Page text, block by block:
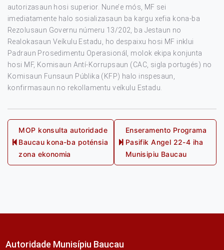
autorizasaun hosi superior. Nune’e mós, MF sei
imediatamente halo sosializasaun ba kargu xefia kona-ba
Rezolusaun Governu númeru 13/202, ba Jestaun no
Realokasaun Veíkulu Estadu, ho despaixu hosi MF inklui
Padraun Prosedimentu Operasionál, molok ekipa konjunta
hosi MF, Komisaun Antí-Korrupsaun (CAC, sigla portugés) no
Komisaun Funsaun Públika (KFP) halo inspesaun,
konfirmasaun no rekollamentu veíkulu Estadu.
Post
navigationPrevious
post:
MOP konsulta autoridade
Baucau kona-ba poténsia
zona ekonomia
Next
post:
Enseramento Programa
Pasifik Angel 22-4 iha
Munisipiu Baucau
Autoridade Munisípiu Baucau